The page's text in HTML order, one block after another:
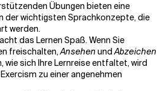
Übungen bieten eine
der wichtigsten Sprachkonzepte, die
werden.
das Lernen Spaß. Wenn Sie
freischalten,Ansehen undAbzeichen
wie sich Ihre Lernreise entfaltet, wird
zu einer angenehmen